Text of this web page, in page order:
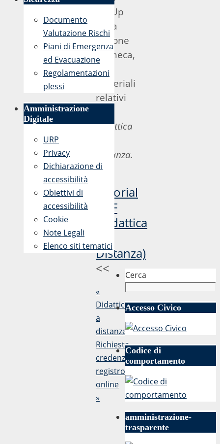
DidUp
nella
sezione
Bacheca,
i
materiali
relativi
didattica
distanza.
Tutorial
PDF
(Didattica
Distanza)
<<
«
Didattica
a
distanza
Richiesta
credenziali
registro
online
»
Documento
Valutazione Rischi
Piani di Emergenza
ed Evacuazione
Regolamentazioni
plessi
Amministrazione
Digitale
URP
Privacy
Dichiarazione di
accessibilità
Obiettivi di
accessibilità
Cookie
Note Legali
Elenco siti tematici
Cerca
Accesso Civico
Codice di
comportamento
amministrazione-
trasparente